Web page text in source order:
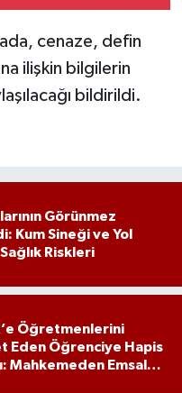
cenaze, defin
ilişkin bilgilerin
bildirildi.
Görünmez
Kum Sineği ve Yol
Sağlık Riskleri
Öğretmenlerini
Eden Öğrenciye Hapis
Mahkemeden Emsal